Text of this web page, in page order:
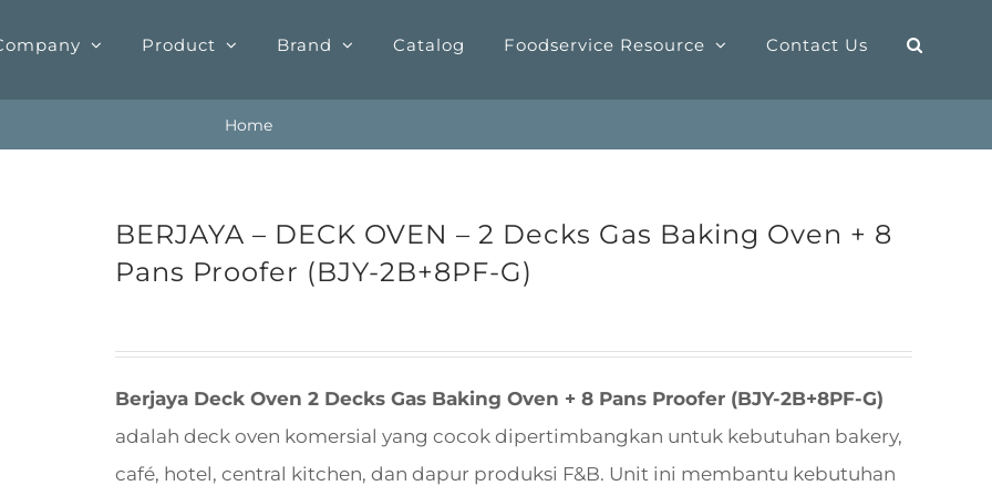
Product Brand Catalog Foodservice Resource Contact Us
Home
BERJAYA – DECK OVEN – 2 Decks Gas Baking Oven + 8
Pans Proofer (BJY-2B+8PF-G)
Berjaya Deck Oven 2 Decks Gas Baking Oven + 8 Pans Proofer (BJY-2B+8PF-G)
adalah deck oven komersial yang cocok dipertimbangkan untuk kebutuhan bakery,
café, hotel, central kitchen, dan dapur produksi F&B. Unit ini membantu kebutuhan